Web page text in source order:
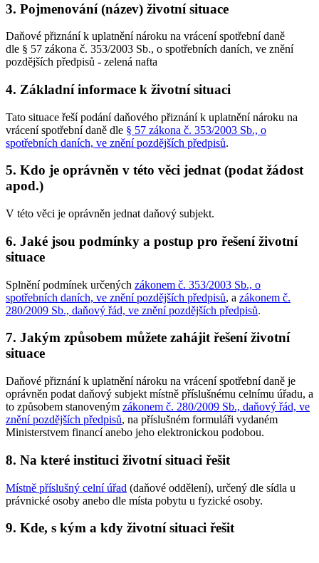
3. Pojmenování (název) životní situace
Daňové přiznání k uplatnění nároku na vrácení spotřební daně
dle § 57 zákona č. 353/2003 Sb., o spotřebních daních, ve znění
pozdějších předpisů - zelená nafta
4. Základní informace k životní situaci
Tato situace řeší podání daňového přiznání k uplatnění nároku na
vrácení spotřební daně dle § 57 zákona č. 353/2003 Sb., o
spotřebních daních, ve znění pozdějších předpisů.
5. Kdo je oprávněn v této věci jednat (podat žádost
apod.)
V této věci je oprávněn jednat daňový subjekt.
6. Jaké jsou podmínky a postup pro řešení životní
situace
Splnění podmínek určených zákonem č. 353/2003 Sb., o
spotřebních daních, ve znění pozdějších předpisů, a zákonem č.
280/2009 Sb., daňový řád, ve znění pozdějších předpisů.
7. Jakým způsobem můžete zahájit řešení životní
situace
Daňové přiznání k uplatnění nároku na vrácení spotřební daně je
oprávněn podat daňový subjekt místně příslušnému celnímu úřadu, a
to způsobem stanoveným zákonem č. 280/2009 Sb., daňový řád, ve
znění pozdějších předpisů, na příslušném formuláři vydaném
Ministerstvem financí anebo jeho elektronickou podobou.
8. Na které instituci životní situaci řešit
Místně příslušný celní úřad (daňové oddělení), určený dle sídla u
právnické osoby anebo dle místa pobytu u fyzické osoby.
9. Kde, s kým a kdy životní situaci řešit